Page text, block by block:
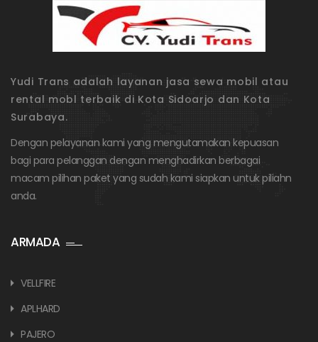
Yudi Trans adalah layanan jasa sewa mobil atau
rental mobl terbaik di Kota Sidoarjo dan Kota
Surabaya.
Dengan pelayanan kami yang mengutamakan kepuasan
bagi para pelanggan dengan menghadirkan berbagai
macam pilihan paket yang sudah kami siapkan untuk piliahn
anda.
ARMADA
VELLFIRE
APLHARD
PAJERO